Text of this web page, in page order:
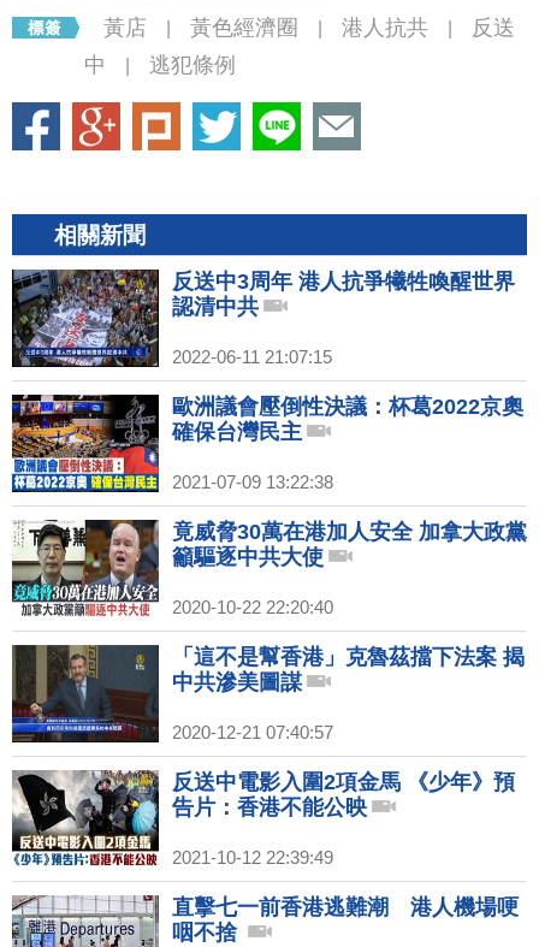
黃店 黃色經濟圈 港人抗共
反送
中
逃犯條例
相關新聞
反送中3周年 港人抗爭犧牲喚醒世界
認清中共
2022-06-11 21:07:15
歐洲議會壓倒性決議：杯葛2022京奧
確保台灣民主
2021-07-09 13:22:38
竟威脅30萬在港加人安全 加拿大政黨
籲驅逐中共大使
2020-10-22 22:20:40
「這不是幫香港」克魯茲擋下法案 揭
中共滲美圖謀
2020-12-21 07:40:57
反送中電影入圍2項金馬 《少年》預
告片：香港不能公映
2021-10-12 22:39:49
直擊七一前香港逃難潮 港人機場哽
咽不捨